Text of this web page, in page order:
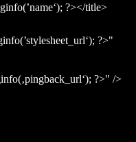
?></title>
?>"
?>" />